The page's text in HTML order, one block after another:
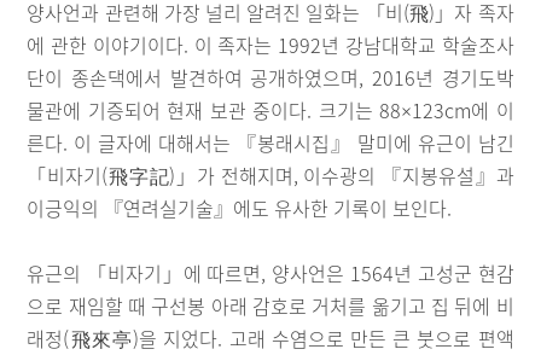
양사언과 관련해 가장 널리 알려진 일화는 「비(飛)」자 족자
에 관한 이야기이다. 이 족자는 1992년 강남대학교 학술조사
단이 종손댁에서 발견하여 공개하였으며, 2016년 경기도박
물관에 기증되어 현재 보관 중이다. 크기는 88×123cm에 이
른다. 이 글자에 대해서는 『봉래시집』 말미에 유근이 남긴
「비자기(飛字記)」가 전해지며, 이수광의 『지봉유설』과
이긍익의 『연려실기술』에도 유사한 기록이 보인다.
유근의 「비자기」에 따르면, 양사언은 1564년 고성군 현감
으로 재임할 때 구선봉 아래 감호로 거처를 옮기고 집 뒤에 비
래정(飛來亭)을 지었다. 고래 수염으로 만든 큰 붓으로 편액